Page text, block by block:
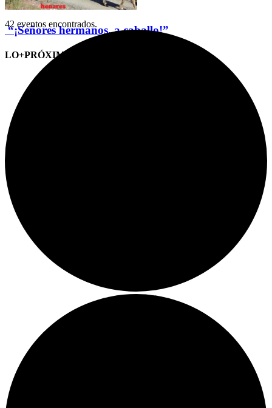
“¡Señores hermanos, a caballo!”
LO+PRÓXIMO (CITAS)
42 eventos encontrados.